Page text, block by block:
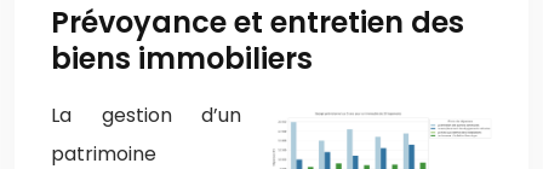
Prévoyance et entretien des
biens immobiliers
La gestion d’un
patrimoine